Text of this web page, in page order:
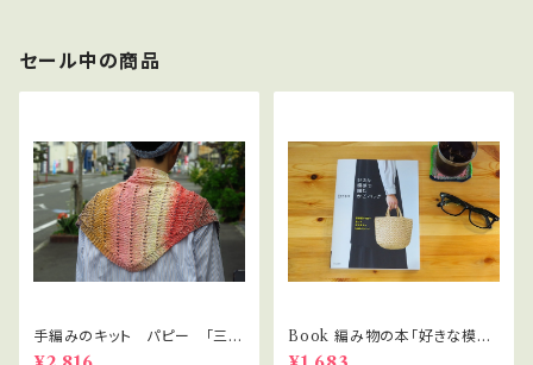
セール中の商品
手編みのキット パピー 「三角
ストール」クアトロディグレイド
Book 編み物の本「好きな模様
で編むかごバッグ」